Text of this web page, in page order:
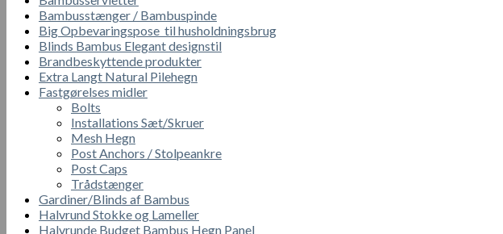
Bambusstænger / Bambuspinde
Big Opbevaringspose til husholdningsbrug
Blinds Bambus Elegant designstil
Brandbeskyttende produkter
Extra Langt Natural Pilehegn
Fastgørelses midler
Bolts
Installations Sæt/Skruer
Mesh Hegn
Post Anchors / Stolpeankre
Post Caps
Trådstænger
Gardiner/Blinds af Bambus
Halvrund Stokke og Lameller
Halvrunde Budget Bambus Hegn Panel